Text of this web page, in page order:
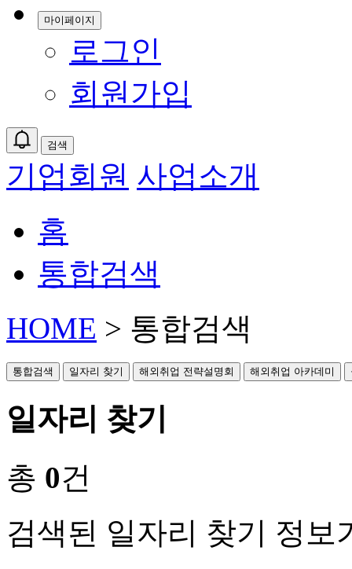
마이페이지
로그인
회원가입
검색
기업회원 사업소개
홈
통합검색
HOME > 통합검색
통합검색 일자리 찾기 해외취업 전략설명회 해외취업 아카데미
일자리 찾기
총 0건
검색된 일자리 찾기 정보